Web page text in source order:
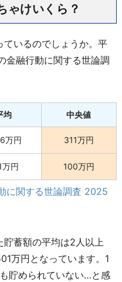
ゃけいくら？
いるのでしょうか。平
金融行動に関する世論調
均 中央値
万円 311万円
万円 100万円
に関する世論調査 2025
蓄額の平均は2人以上
万円となっています。1
貯められていない…と感